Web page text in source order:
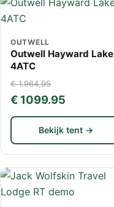
OUTWELL
Outwell Hayward Lake
4ATC
€ 1.964,95
€ 1099.95
Bekijk tent →